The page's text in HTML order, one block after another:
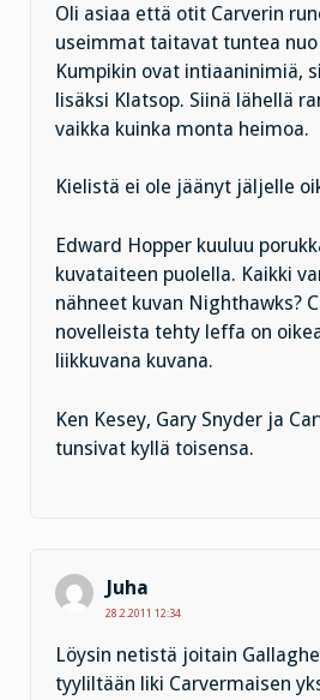
Oli asiaa että otit Carverin
useimmat taitavat tuntea
Kumpikin ovat intiaaninimiä,
lisäksi Klatsop. Siinä lähellä
vaikka kuinka monta heimoa.
Kielistä ei ole jäänyt jäljelle
Edward Hopper kuuluu
kuvataiteen puolella. Kaikki
nähneet kuvan Nighthawks?
novelleista tehty leffa on
liikkuvana kuvana.
Ken Kesey, Gary Snyder ja
tunsivat kyllä toisensa.
Juha
28.2.2011 12:34
Löysin netistä joitain
tyyliltään liki Carvermaisen